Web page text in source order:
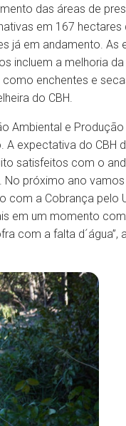
das áreas de
em 167 hectares
já em andamento.
incluem a melhoria da
enchentes e
do CBH.
Ambiental e
expectativa do CBH
satisfeitos com o
próximo ano
a Cobrança pelo
em um momento
com a falta d´água”,